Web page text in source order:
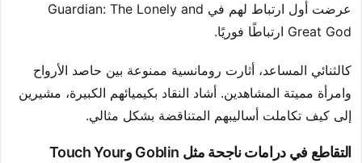
عرضت أول ارتباط لهم في Guardian: The Lonely and
Great God ارتباطًا فوريًا.
كالثنائي المساعد، أثارت رومانسية ممنوعة بين حاصد الأرواح
وامرأة مميتة المشاهدين. أشاد النقاد بكيميائهم الكبيرة، مشيرين
إلى كيف تكاملت أساليبهم المتناقضة بشكل مثالي.
التقاطع في درامات ناجحة مثل Goblin وTouch Your